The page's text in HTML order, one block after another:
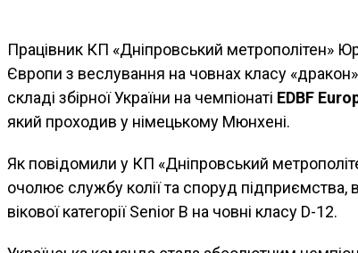
Працівник КП «Дніпровський метрополітен»
Європи з веслування на човнах класу
складі збірної України на чемпіонаті EDBF
який проходив у німецькому Мюнхені.
Як повідомили у КП «Дніпровський
очолює службу колії та споруд підприємства,
вікової категорії Senior B на човні класу D-12.